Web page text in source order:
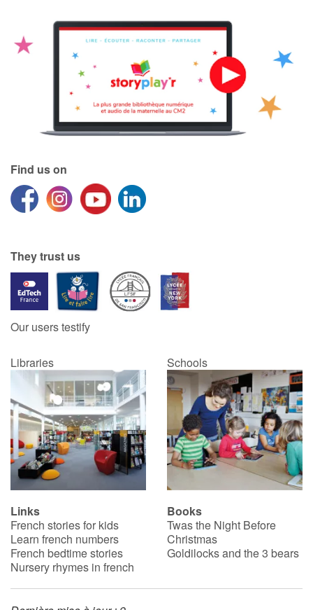
Find us on
They trust us
Our users testify
Libraries Schools
Links
French stories for kids
Learn french numbers
French bedtime stories
Nursery rhymes in french
Books
Twas the Night Before
Christmas
Goldilocks and the 3 bears